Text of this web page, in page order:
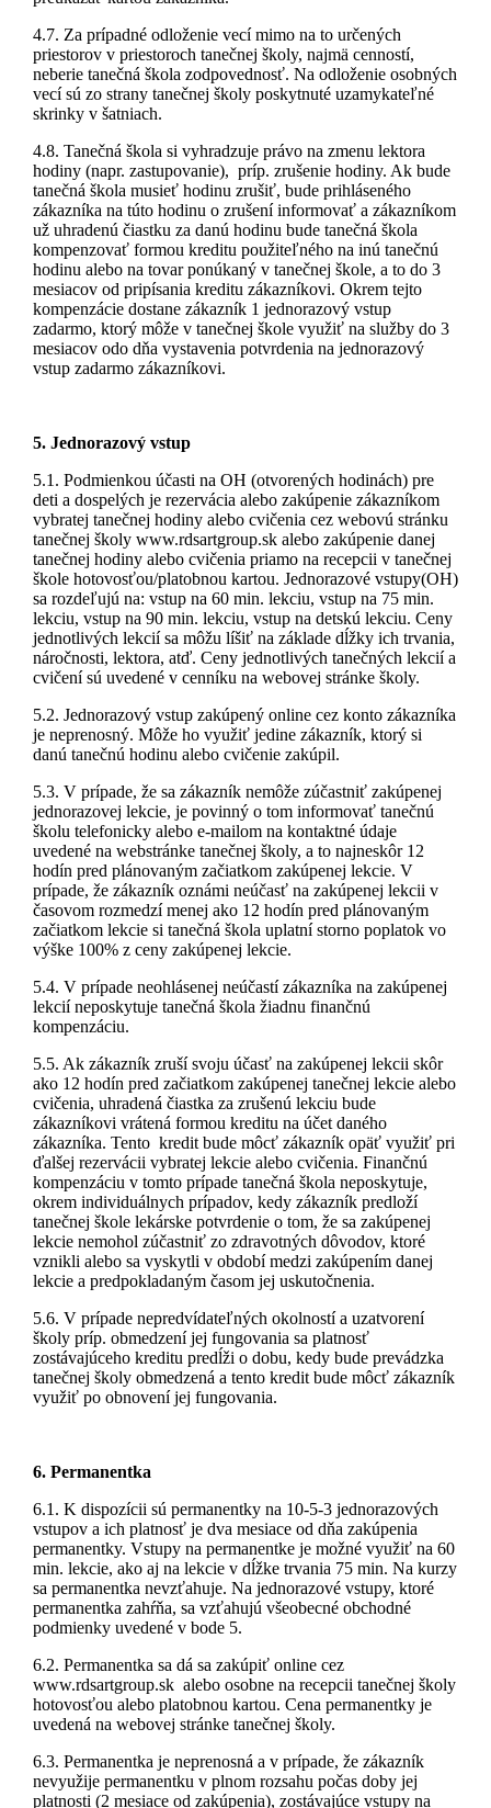
4.7. Za prípadné odloženie vecí mimo na to určených
priestorov v priestoroch tanečnej školy, najmä cenností,
neberie tanečná škola zodpovednosť. Na odloženie osobných
vecí sú zo strany tanečnej školy poskytnuté uzamykateľné
skrinky v šatniach.
4.8. Tanečná škola si vyhradzuje právo na zmenu lektora
hodiny (napr. zastupovanie), príp. zrušenie hodiny. Ak bude
tanečná škola musieť hodinu zrušiť, bude prihláseného
zákazníka na túto hodinu o zrušení informovať a zákazníkom
už uhradenú čiastku za danú hodinu bude tanečná škola
kompenzovať formou kreditu použiteľného na inú tanečnú
hodinu alebo na tovar ponúkaný v tanečnej škole, a to do 3
mesiacov od pripísania kreditu zákazníkovi. Okrem tejto
kompenzácie dostane zákazník 1 jednorazový vstup
zadarmo, ktorý môže v tanečnej škole využiť na služby do 3
mesiacov odo dňa vystavenia potvrdenia na jednorazový
vstup zadarmo zákazníkovi.
5. Jednorazový vstup
5.1. Podmienkou účasti na OH (otvorených hodinách) pre
deti a dospelých je rezervácia alebo zakúpenie zákazníkom
vybratej tanečnej hodiny alebo cvičenia cez webovú stránku
tanečnej školy www.rdsartgroup.sk alebo zakúpenie danej
tanečnej hodiny alebo cvičenia priamo na recepcii v tanečnej
škole hotovosťou/platobnou kartou. Jednorazové vstupy(OH)
sa rozdeľujú na: vstup na 60 min. lekciu, vstup na 75 min.
lekciu, vstup na 90 min. lekciu, vstup na detskú lekciu. Ceny
jednotlivých lekcií sa môžu líšiť na základe dĺžky ich trvania,
náročnosti, lektora, atď. Ceny jednotlivých tanečných lekcií a
cvičení sú uvedené v cenníku na webovej stránke školy.
5.2. Jednorazový vstup zakúpený online cez konto zákazníka
je neprenosný. Môže ho využiť jedine zákazník, ktorý si
danú tanečnú hodinu alebo cvičenie zakúpil.
5.3. V prípade, že sa zákazník nemôže zúčastniť zakúpenej
jednorazovej lekcie, je povinný o tom informovať tanečnú
školu telefonicky alebo e-mailom na kontaktné údaje
uvedené na webstránke tanečnej školy, a to najneskôr 12
hodín pred plánovaným začiatkom zakúpenej lekcie. V
prípade, že zákazník oznámi neúčasť na zakúpenej lekcii v
časovom rozmedzí menej ako 12 hodín pred plánovaným
začiatkom lekcie si tanečná škola uplatní storno poplatok vo
výške 100% z ceny zakúpenej lekcie.
5.4. V prípade neohlásenej neúčastí zákazníka na zakúpenej
lekcií neposkytuje tanečná škola žiadnu finančnú
kompenzáciu.
5.5. Ak zákazník zruší svoju účasť na zakúpenej lekcii skôr
ako 12 hodín pred začiatkom zakúpenej tanečnej lekcie alebo
cvičenia, uhradená čiastka za zrušenú lekciu bude
zákazníkovi vrátená formou kreditu na účet daného
zákazníka. Tento kredit bude môcť zákazník opäť využiť pri
ďalšej rezervácii vybratej lekcie alebo cvičenia. Finančnú
kompenzáciu v tomto prípade tanečná škola neposkytuje,
okrem individuálnych prípadov, kedy zákazník predloží
tanečnej škole lekárske potvrdenie o tom, že sa zakúpenej
lekcie nemohol zúčastniť zo zdravotných dôvodov, ktoré
vznikli alebo sa vyskytli v období medzi zakúpením danej
lekcie a predpokladaným časom jej uskutočnenia.
5.6. V prípade nepredvídateľných okolností a uzatvorení
školy príp. obmedzení jej fungovania sa platnosť
zostávajúceho kreditu predĺži o dobu, kedy bude prevádzka
tanečnej školy obmedzená a tento kredit bude môcť zákazník
využiť po obnovení jej fungovania.
6. Permanentka
6.1. K dispozícii sú permanentky na 10-5-3 jednorazových
vstupov a ich platnosť je dva mesiace od dňa zakúpenia
permanentky. Vstupy na permanentke je možné využiť na 60
min. lekcie, ako aj na lekcie v dĺžke trvania 75 min. Na kurzy
sa permanentka nevzťahuje. Na jednorazové vstupy, ktoré
permanentka zahŕňa, sa vzťahujú všeobecné obchodné
podmienky uvedené v bode 5.
6.2. Permanentka sa dá sa zakúpiť online cez
www.rdsartgroup.sk alebo osobne na recepcii tanečnej školy
hotovosťou alebo platobnou kartou. Cena permanentky je
uvedená na webovej stránke tanečnej školy.
6.3. Permanentka je neprenosná a v prípade, že zákazník
nevyužije permanentku v plnom rozsahu počas doby jej
platnosti (2 mesiace od zakúpenia), zostávajúce vstupy na